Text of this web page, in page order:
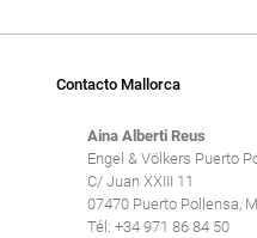
Contacto Mallorca
Aina Alberti Reus
Engel & Völkers Puerto
C/ Juan XXIII 11
07470 Puerto Pollensa,
Tél: +34 971 86 84 50